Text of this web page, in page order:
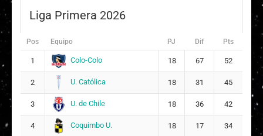
1 Paulina Isabella Pinto Castillo
7
Belén Inés Lavinia Bustos Briceño
18
Karime Andrea Orozco Torres
11 Marilyn Raquel Targhetta 25
Liga Primera 2026
Pos Equipo PJ Dif Pts
1 Colo-Colo 18 67 52
2 U. Católica 18 31 45
3 U. de Chile 18 36 42
4 Coquimbo U. 18 17 34